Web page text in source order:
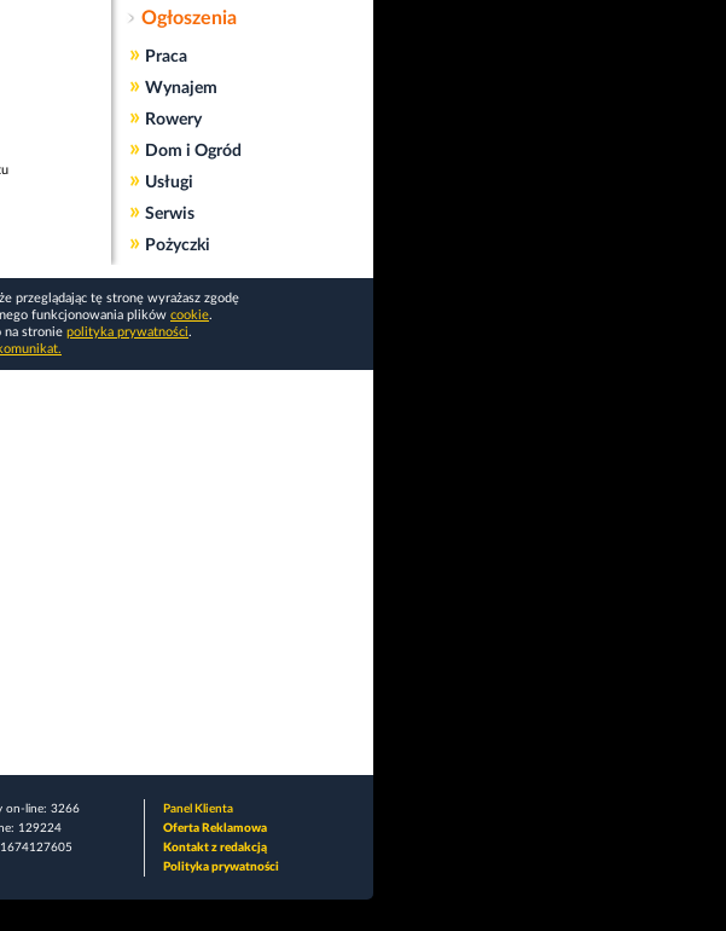
Ogłoszenia
» Praca
» Wynajem
» Rowery
» Dom i Ogród
» Usługi
» Serwis
» Pożyczki
przeglądając tę stronę wyrażasz zgodę
funkcjonowania plików cookie.
na stronie polityka prywatności.
on-line: 3266
129224
Panel Klienta
Oferta Reklamowa
Kontakt z redakcją
Polityka prywatności